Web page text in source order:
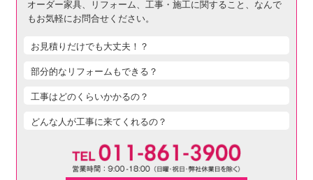
オーダー家具、リフォーム、工事・施工に関すること、 なんで
もお気軽にお問合せください。
お見積りだけでも大丈夫！？
部分的なリフォームもできる？
工事はどのくらいかかるの？
どんな人が工事に来てくれるの？